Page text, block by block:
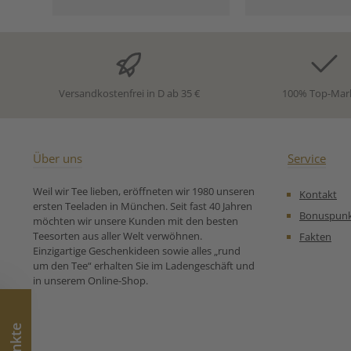
schwarzer
kontrolliert
Versandkostenfrei in D ab 35 € 100% Top-
Über uns
Weil wir Tee lieben, eröffneten wir 1980 unseren
ersten Teeladen in München. Seit fast 40 Jahren
möchten wir unsere Kunden mit den besten
Teesorten aus aller Welt verwöhnen.
Einzigartige Geschenkideen sowie alles „rund
um den Tee“ erhalten Sie im Ladengeschäft und
in unserem Online-Shop.
Service
Kontakt
Fakten